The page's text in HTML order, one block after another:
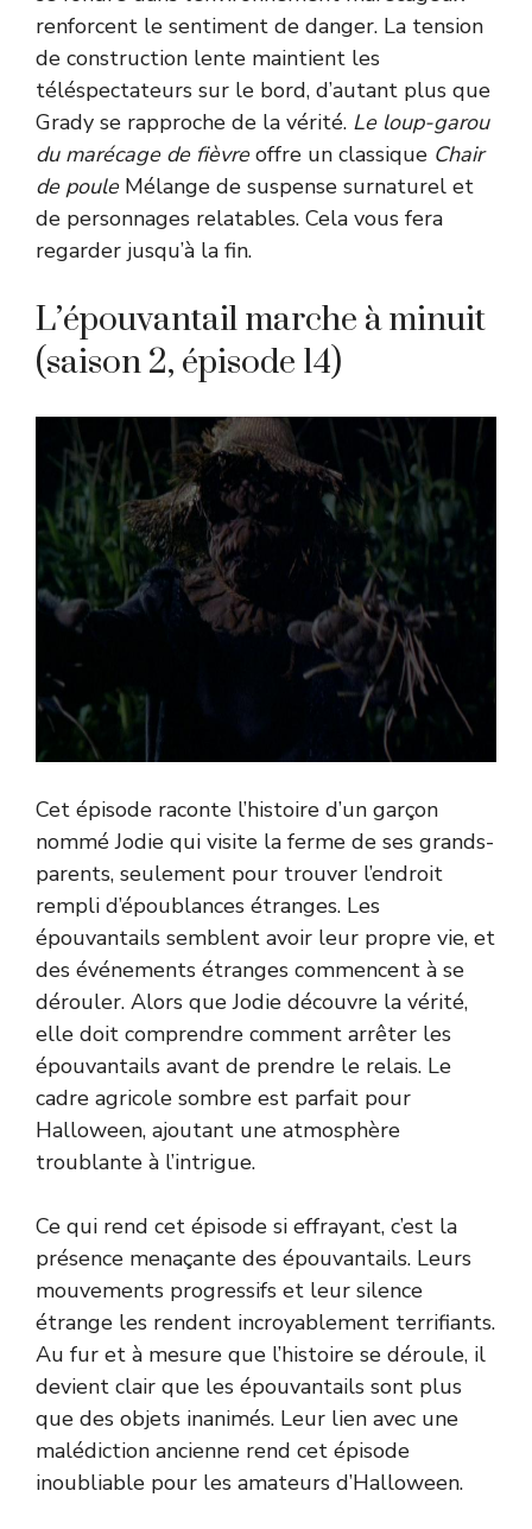
renforcent le sentiment de danger. La tension
de construction lente maintient les
téléspectateurs sur le bord, d’autant plus que
Grady se rapproche de la vérité. Le loup-garou
du marécage de fièvreoffre un classique Chair
de pouleMélange de suspense surnaturel et
de personnages relatables. Cela vous fera
regarder jusqu’à la fin.
L’épouvantail marche à minuit
(saison 2, épisode 14)
Cet épisode raconte l’histoire d’un garçon
nommé Jodie qui visite la ferme de ses grands-
parents, seulement pour trouver l’endroit
rempli d’époublances étranges. Les
épouvantails semblent avoir leur propre vie, et
des événements étranges commencent à se
dérouler. Alors que Jodie découvre la vérité,
elle doit comprendre comment arrêter les
épouvantails avant de prendre le relais. Le
cadre agricole sombre est parfait pour
Halloween, ajoutant une atmosphère
troublante à l’intrigue.
Ce qui rend cet épisode si effrayant, c’est la
présence menaçante des épouvantails. Leurs
mouvements progressifs et leur silence
étrange les rendent incroyablement terrifiants.
Au fur et à mesure que l’histoire se déroule, il
devient clair que les épouvantails sont plus
que des objets inanimés. Leur lien avec une
malédiction ancienne rend cet épisode
inoubliable pour les amateurs d’Halloween.